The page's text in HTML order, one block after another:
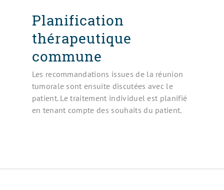
Planification
thérapeutique
commune
Les recommandations issues de la réunion
tumorale sont ensuite discutées avec le
patient. Le traitement individuel est planifié
en tenant compte des souhaits du patient.